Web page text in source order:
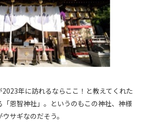
2023年に訪れるならここ！と教えてくれた
「恩智神社」。というのもこの神社、神様
サギなのだそう。